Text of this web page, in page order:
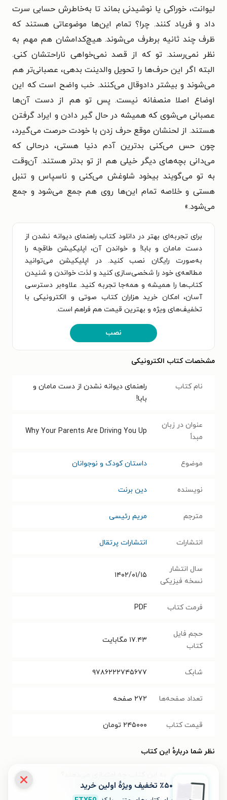
لیوانت، خوراکی یا نوشیدنی بماند تا به‌خاطرش حسابی سرت
داد و فریاد کنند. چرا؟ تمام این‌ها موضوعاتی هستند که
ظرف چند ثانیه برطرف می‌شوند. هیچ‌کدامشان هم مهم به
نظر نمی‌رسند. تو که از قصد نمی‌خواهی ناراحتشان کنی.
البته اگر این حرف‌ها را تحویل والدینت بدهی، عصبانی‌تر هم
می‌شوند و بیشتر دادوقال می‌کنند. خب واضح است که این
اوضاع اصلا منصفانه نیست. پس تو هم از دست آن‌ها
عصبانی می‌شوی که همیشه در حال گیر دادن و ایراد گرفتن
هستند. از لحنشان موقع حرف زدن با خودت حرصت می‌گیرد،
چون حس می‌کنی بدترین آدم دنیا هستی، درحالی که
می‌دانی بچه‌های دیگر خیلی هم از تو بدتر هستند. آن‌وقت
به تو می‌گویند بیخود شلوغش می‌کنی و ناسپاس و تنبل
هستی و خلاصه تمام این‌ها روی هم جمع می‌شود و جمع
می‌شود.»
برای تجربه‌ای بهتر در دانلود کتاب راهنمای دیوانه نشدن از
دست مامان و بابا! و خواندن آن، اپلیکیشن طاقچه را
به‌صورت رایگان نصب کنید. در اپلیکیشن می‌توانید
مطالعه‌ی خود را شخصی‌سازی کنید و لذت خواندن و شنیدن
کتاب‌ها را همیشه و همه‌جا تجربه کنید. علاوه‌بر دسترسی
آسان، امکان خرید هزاران کتاب صوتی و الکترونیکی با
تخفیف‌های ویژه و بهترین قیمت هم فراهم است.
نصب
مشخصات کتاب الکترونیکی
نام کتاب
راهنمای دیوانه نشدن از دست مامان و
بابا!
عنوان در زبان
مبدأ
Why Your Parents Are Driving You Up
موضوع داستان کودک و نوجوانان
نویسنده دین برنت
مترجم مریم رئیسی
انتشارات انتشارات پرتقال
سال انتشار
نسخه فیزیکی
۱۴۰۲/۰۱/۱۵
فرمت کتاب PDF
حجم فایل
کتاب
۱۷.۴۳ مگابایت
شابک ۹۷۸۶۲۲۲۷۴۵۶۷۷
تعداد صفحه‌ها ۲۷۲ صفحه
قیمت کتاب ۲۴۵۰۰۰ تومان
نظر شما دربارهٔ این کتاب
٪۵۰ تخفیف ویژۀ اولین خرید